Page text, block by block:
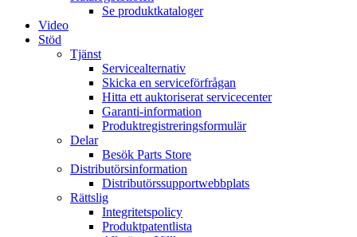
Se produktkataloger
Video
Stöd
Tjänst
Servicealternativ
Skicka en serviceförfrågan
Hitta ett auktoriserat servicecenter
Garanti-information
Produktregistreringsformulär
Delar
Besök Parts Store
Distributörsinformation
Distributörssupportwebbplats
Rättslig
Integritetspolicy
Produktpatentlista